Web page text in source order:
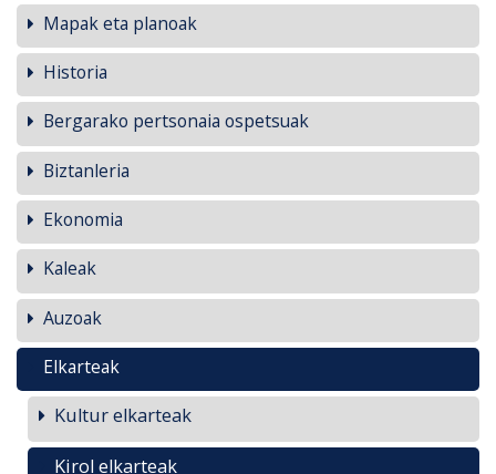
Mapak eta planoak
Historia
Bergarako pertsonaia ospetsuak
Biztanleria
Ekonomia
Kaleak
Auzoak
Elkarteak
Kultur elkarteak
Kirol elkarteak